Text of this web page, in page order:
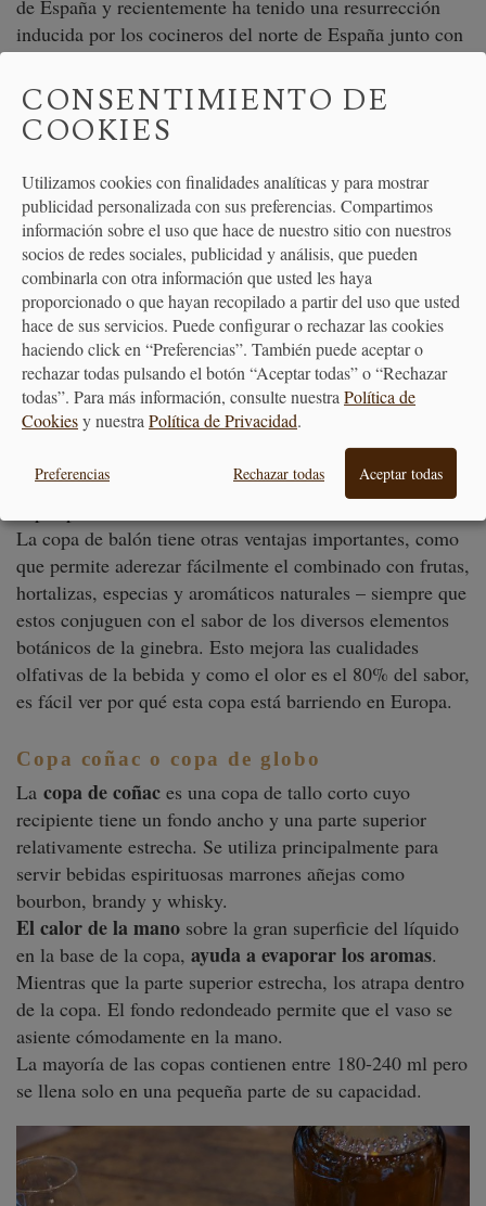
de España y recientemente ha tenido una resurrección
inducida por los cocineros del norte de España junto con
la moda y nueva capacidad creativa a la hora de preparar
Gin Tonics.
La copa gin tonicestá diseñada para atrapar los
bebida. Pero el cáliz grande permite agregar grandes
cantidades de hielos de gran tamaño y limón o lima para
aderezar y enfriar la bebida.
Además,la forma de la copa evita que se derritan
rápidamente los hielosy diluyan la mezcla.
Se dice que el uso de la copa de balón para Gin Tonics se
expandió a través de los chef españoles que querían
mantener la bebida fría en las cocinas, y que ha
adquirido mayor relevancia en los últimos 8 años cuando
los chefs con estrellas Michelin del País Vasco
comenzaron a beber y servir sus 'GinTonics' en estas
La copa de balón tiene otras ventajas importantes, como
que permite aderezar fácilmente el combinado con frutas,
hortalizas, especias y aromáticos naturales – siempre que
estos conjuguen con el sabor de los diversos elementos
botánicos de la ginebra. Esto mejora las cualidades
olfativas de la bebida y como el olor es el 80% del sabor,
es fácil ver por qué esta copa está barriendo en Europa.
Copa coñac o copa de globo
La copa de coñac es una copa de tallo corto cuyo
recipiente tiene un fondo ancho y una parte superior
relativamente estrecha. Se utiliza principalmente para
servir bebidas espirituosas marrones añejas como
bourbon, brandy y whisky.
El calor de la mano sobre la gran superficie del líquido
en la base de la copa, ayuda a evaporar los aromas.
Mientras que la parte superior estrecha, los atrapa dentro
de la copa. El fondo redondeado permite que el vaso se
asiente cómodamente en la mano.
La mayoría de las copas contienen entre 180-240 ml pero
se llena solo en una pequeña parte de su capacidad.
CONSENTIMIENTO DE
COOKIES
Utilizamos cookies con finalidades analíticas y para mostrar
publicidad personalizada con sus preferencias. Compartimos
información sobre el uso que hace de nuestro sitio con nuestros
socios de redes sociales, publicidad y análisis, que pueden
combinarla con otra información que usted les haya
proporcionado o que hayan recopilado a partir del uso que usted
hace de sus servicios. Puede configurar o rechazar las cookies
haciendo click en “Preferencias”. También puede aceptar o
rechazar todas pulsando el botón “Aceptar todas” o “Rechazar
todas”. Para más información, consulte nuestra Política de
Cookiesy nuestra Política de Privacidad.
Preferencias Rechazar todas Aceptar todas